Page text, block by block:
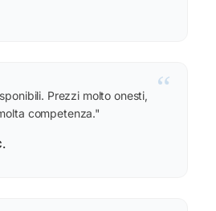
“
Prezzi molto onesti,
competenza."